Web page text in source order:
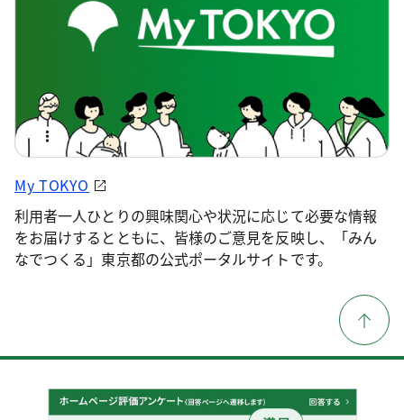
My TOKYO
利用者一人ひとりの興味関心や状況に応じて必要な情報
をお届けするとともに、皆様のご意見を反映し、「みん
なでつくる」東京都の公式ポータルサイトです。